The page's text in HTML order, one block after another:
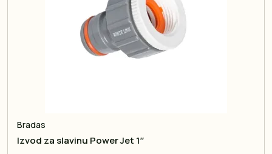
Bradas
Izvod za slavinu Power Jet 1″